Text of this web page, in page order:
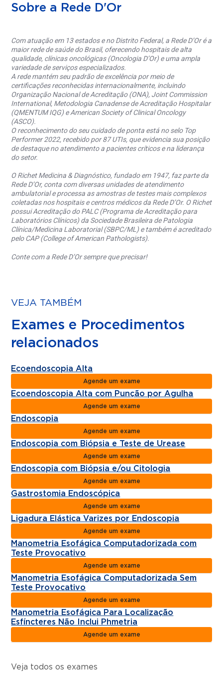
Sobre a Rede D'Or
Com atuação em 13 estados e no Distrito Federal, a Rede D’Or é a
maior rede de saúde do Brasil, oferecendo hospitais de alta
qualidade, clínicas oncológicas (Oncologia D’Or) e uma ampla
variedade de serviços especializados.
A rede mantém seu padrão de excelência por meio de
certificações reconhecidas internacionalmente, incluindo
Organização Nacional de Acreditação (ONA), Joint Commission
International, Metodologia Canadense de Acreditação Hospitalar
(QMENTUM IQG) e American Society of Clinical Oncology
(ASCO).
O reconhecimento do seu cuidado de ponta está no selo Top
Performer 2022, recebido por 87 UTIs, que evidencia sua posição
de destaque no atendimento a pacientes críticos e na liderança
do setor.
O Richet Medicina & Diagnóstico, fundado em 1947, faz parte da
Rede D’Or, conta com diversas unidades de atendimento
ambulatorial e processa as amostras de testes mais complexos
coletadas nos hospitais e centros médicos da Rede D’Or. O Richet
possui Acreditação do PALC (Programa de Acreditação para
Laboratórios Clínicos) da Sociedade Brasileira de Patologia
Clínica/Medicina Laboratorial (SBPC/ML) e também é acreditado
pelo CAP (College of American Pathologists).
Conte com a Rede D’Or sempre que precisar!
VEJA TAMBÉM
Exames e Procedimentos
relacionados
Ecoendoscopia Alta
Agende um exame
Ecoendoscopia Alta com Punção por Agulha
Agende um exame
Endoscopia
Agende um exame
Endoscopia com Biópsia e Teste de Urease
Agende um exame
Endoscopia com Biópsia e/ou Citologia
Agende um exame
Gastrostomia Endoscópica
Agende um exame
Ligadura Elástica Varizes por Endoscopia
Agende um exame
Manometria Esofágica Computadorizada com
Teste Provocativo
Agende um exame
Manometria Esofágica Computadorizada Sem
Teste Provocativo
Agende um exame
Manometria Esofágica Para Localização
Esfíncteres Não Inclui Phmetria
Agende um exame
Veja todos os exames